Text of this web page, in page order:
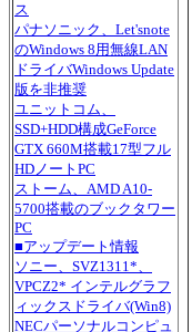
ス
パナソニック、Let'snote
のWindows 8用無線LAN
ドライバWindows Update
版を非推奨
ユニットコム、
SSD+HDD構成GeForce
GTX 660M搭載17型フル
HDノートPC
ストーム、AMD A10-
5700搭載のブックタワー
PC
■アップデート情報
ソニー、SVZ1311*、
VPCZ2* インテルグラフ
ィックスドライバ(Win8)
NECパーソナルコンピュ